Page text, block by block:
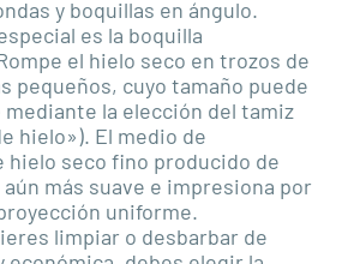
y boquillas en ángulo.
es la boquilla
el hielo seco en trozos de
pequeños, cuyo tamaño puede
la elección del tamiz
hielo»). El medio de
hielo seco fino producido de
más suave e impresiona por
uniforme.
limpiar o desbarbar de